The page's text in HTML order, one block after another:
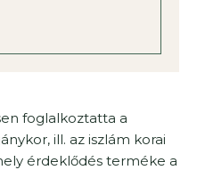
foglalkoztatta a
ill. az iszlám korai
érdeklődés terméke a